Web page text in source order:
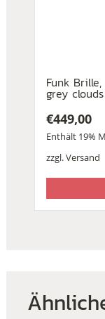
Funk
grey clouds
€449,00
Enthält 19%
zzgl.Versand